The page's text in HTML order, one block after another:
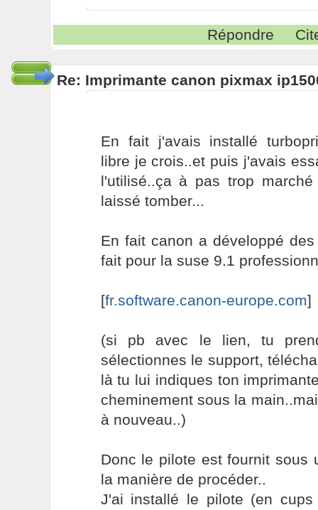
Répondre
Re: Imprimante canon pixmax
En fait j'avais installé
libre je crois..et puis j'avais
l'utilisé..ça à pas trop marché
laissé tomber...
En fait canon a développé
fait pour la suse 9.1
[fr.software.canon-europe.com]
(si pb avec le lien, tu
sélectionnes le support,
là tu lui indiques ton
cheminement sous la
à nouveau..)
Donc le pilote est fournit sous
la manière de procéder..
J'ai installé le pilote (en